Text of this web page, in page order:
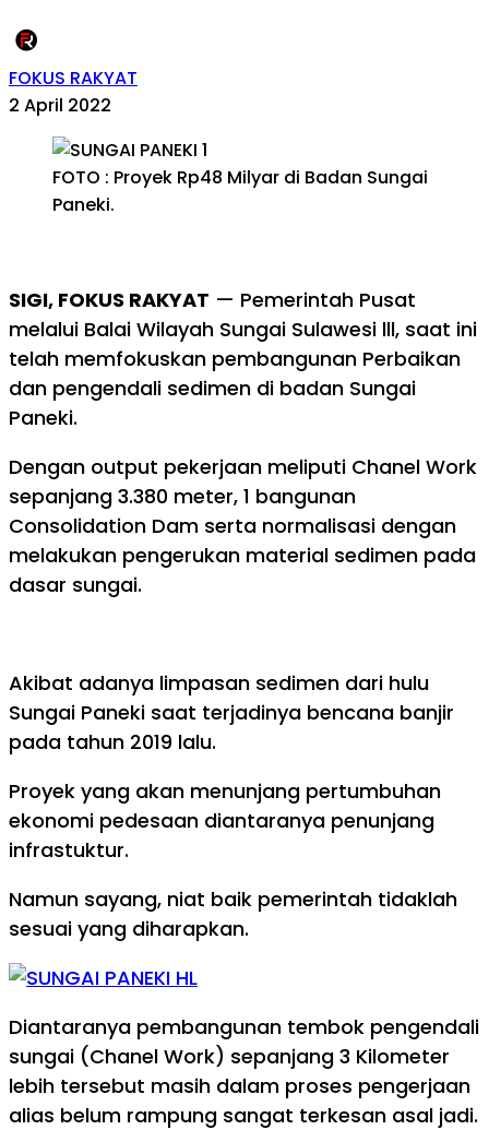
FOKUS RAKYAT
2 April 2022
FOTO : Proyek Rp48 Milyar di Badan Sungai
Paneki.
SIGI, FOKUS RAKYAT — Pemerintah Pusat
melalui Balai Wilayah Sungai Sulawesi lll, saat ini
telah memfokuskan pembangunan Perbaikan
dan pengendali sedimen di badan Sungai
Paneki.
Dengan output pekerjaan meliputi Chanel Work
sepanjang 3.380 meter, 1 bangunan
Consolidation Dam serta normalisasi dengan
melakukan pengerukan material sedimen pada
dasar sungai.
Akibat adanya limpasan sedimen dari hulu
Sungai Paneki saat terjadinya bencana banjir
pada tahun 2019 lalu.
Proyek yang akan menunjang pertumbuhan
ekonomi pedesaan diantaranya penunjang
infrastuktur.
Namun sayang, niat baik pemerintah tidaklah
sesuai yang diharapkan.
Diantaranya pembangunan tembok pengendali
sungai (Chanel Work) sepanjang 3 Kilometer
lebih tersebut masih dalam proses pengerjaan
alias belum rampung sangat terkesan asal jadi.